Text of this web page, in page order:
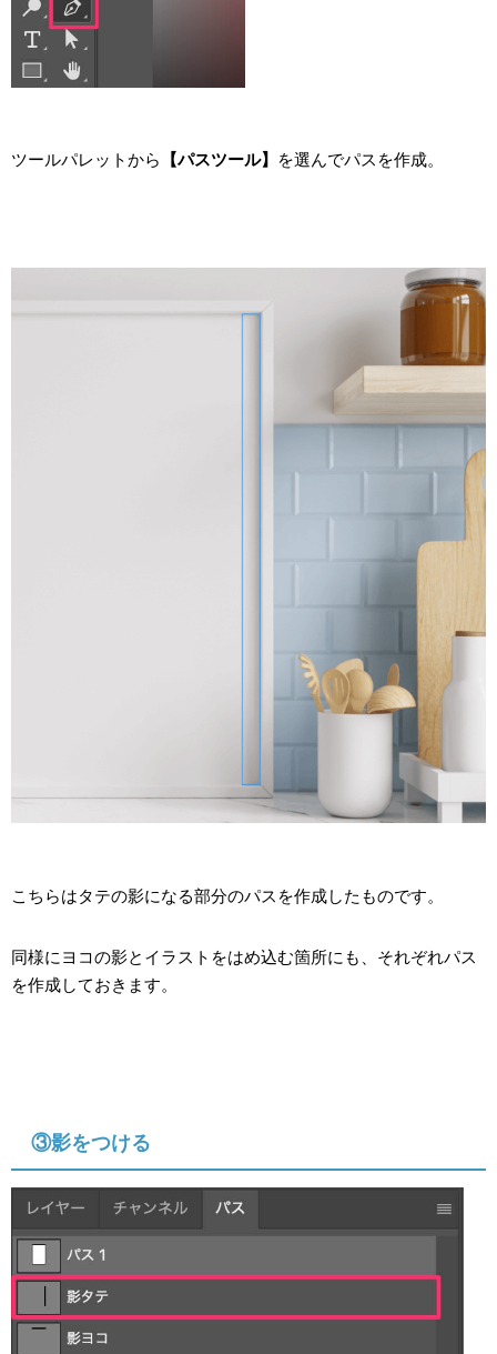
ツールパレットから 【パスツール】 を選んでパスを作成。
こちらはタテの影になる部分のパスを作成したものです。
同様にヨコの影とイラストをはめ込む箇所にも、それぞれパス
を作成しておきます。
③影をつける